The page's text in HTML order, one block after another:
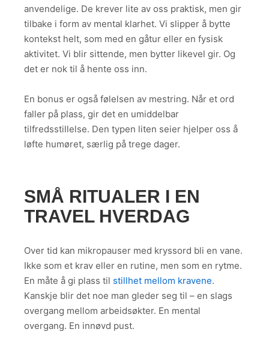
anvendelige. De krever lite av oss praktisk, men gir
tilbake i form av mental klarhet. Vi slipper å bytte
kontekst helt, som med en gåtur eller en fysisk
aktivitet. Vi blir sittende, men bytter likevel gir. Og
det er nok til å hente oss inn.
En bonus er også følelsen av mestring. Når et ord
faller på plass, gir det en umiddelbar
tilfredsstillelse. Den typen liten seier hjelper oss å
løfte humøret, særlig på trege dager.
SMÅ RITUALER I EN
TRAVEL HVERDAG
Over tid kan mikropauser med kryssord bli en vane.
Ikke som et krav eller en rutine, men som en rytme.
En måte å gi plass til stillhet mellom kravene.
Kanskje blir det noe man gleder seg til – en slags
overgang mellom arbeidsøkter. En mental
overgang. En innøvd pust.